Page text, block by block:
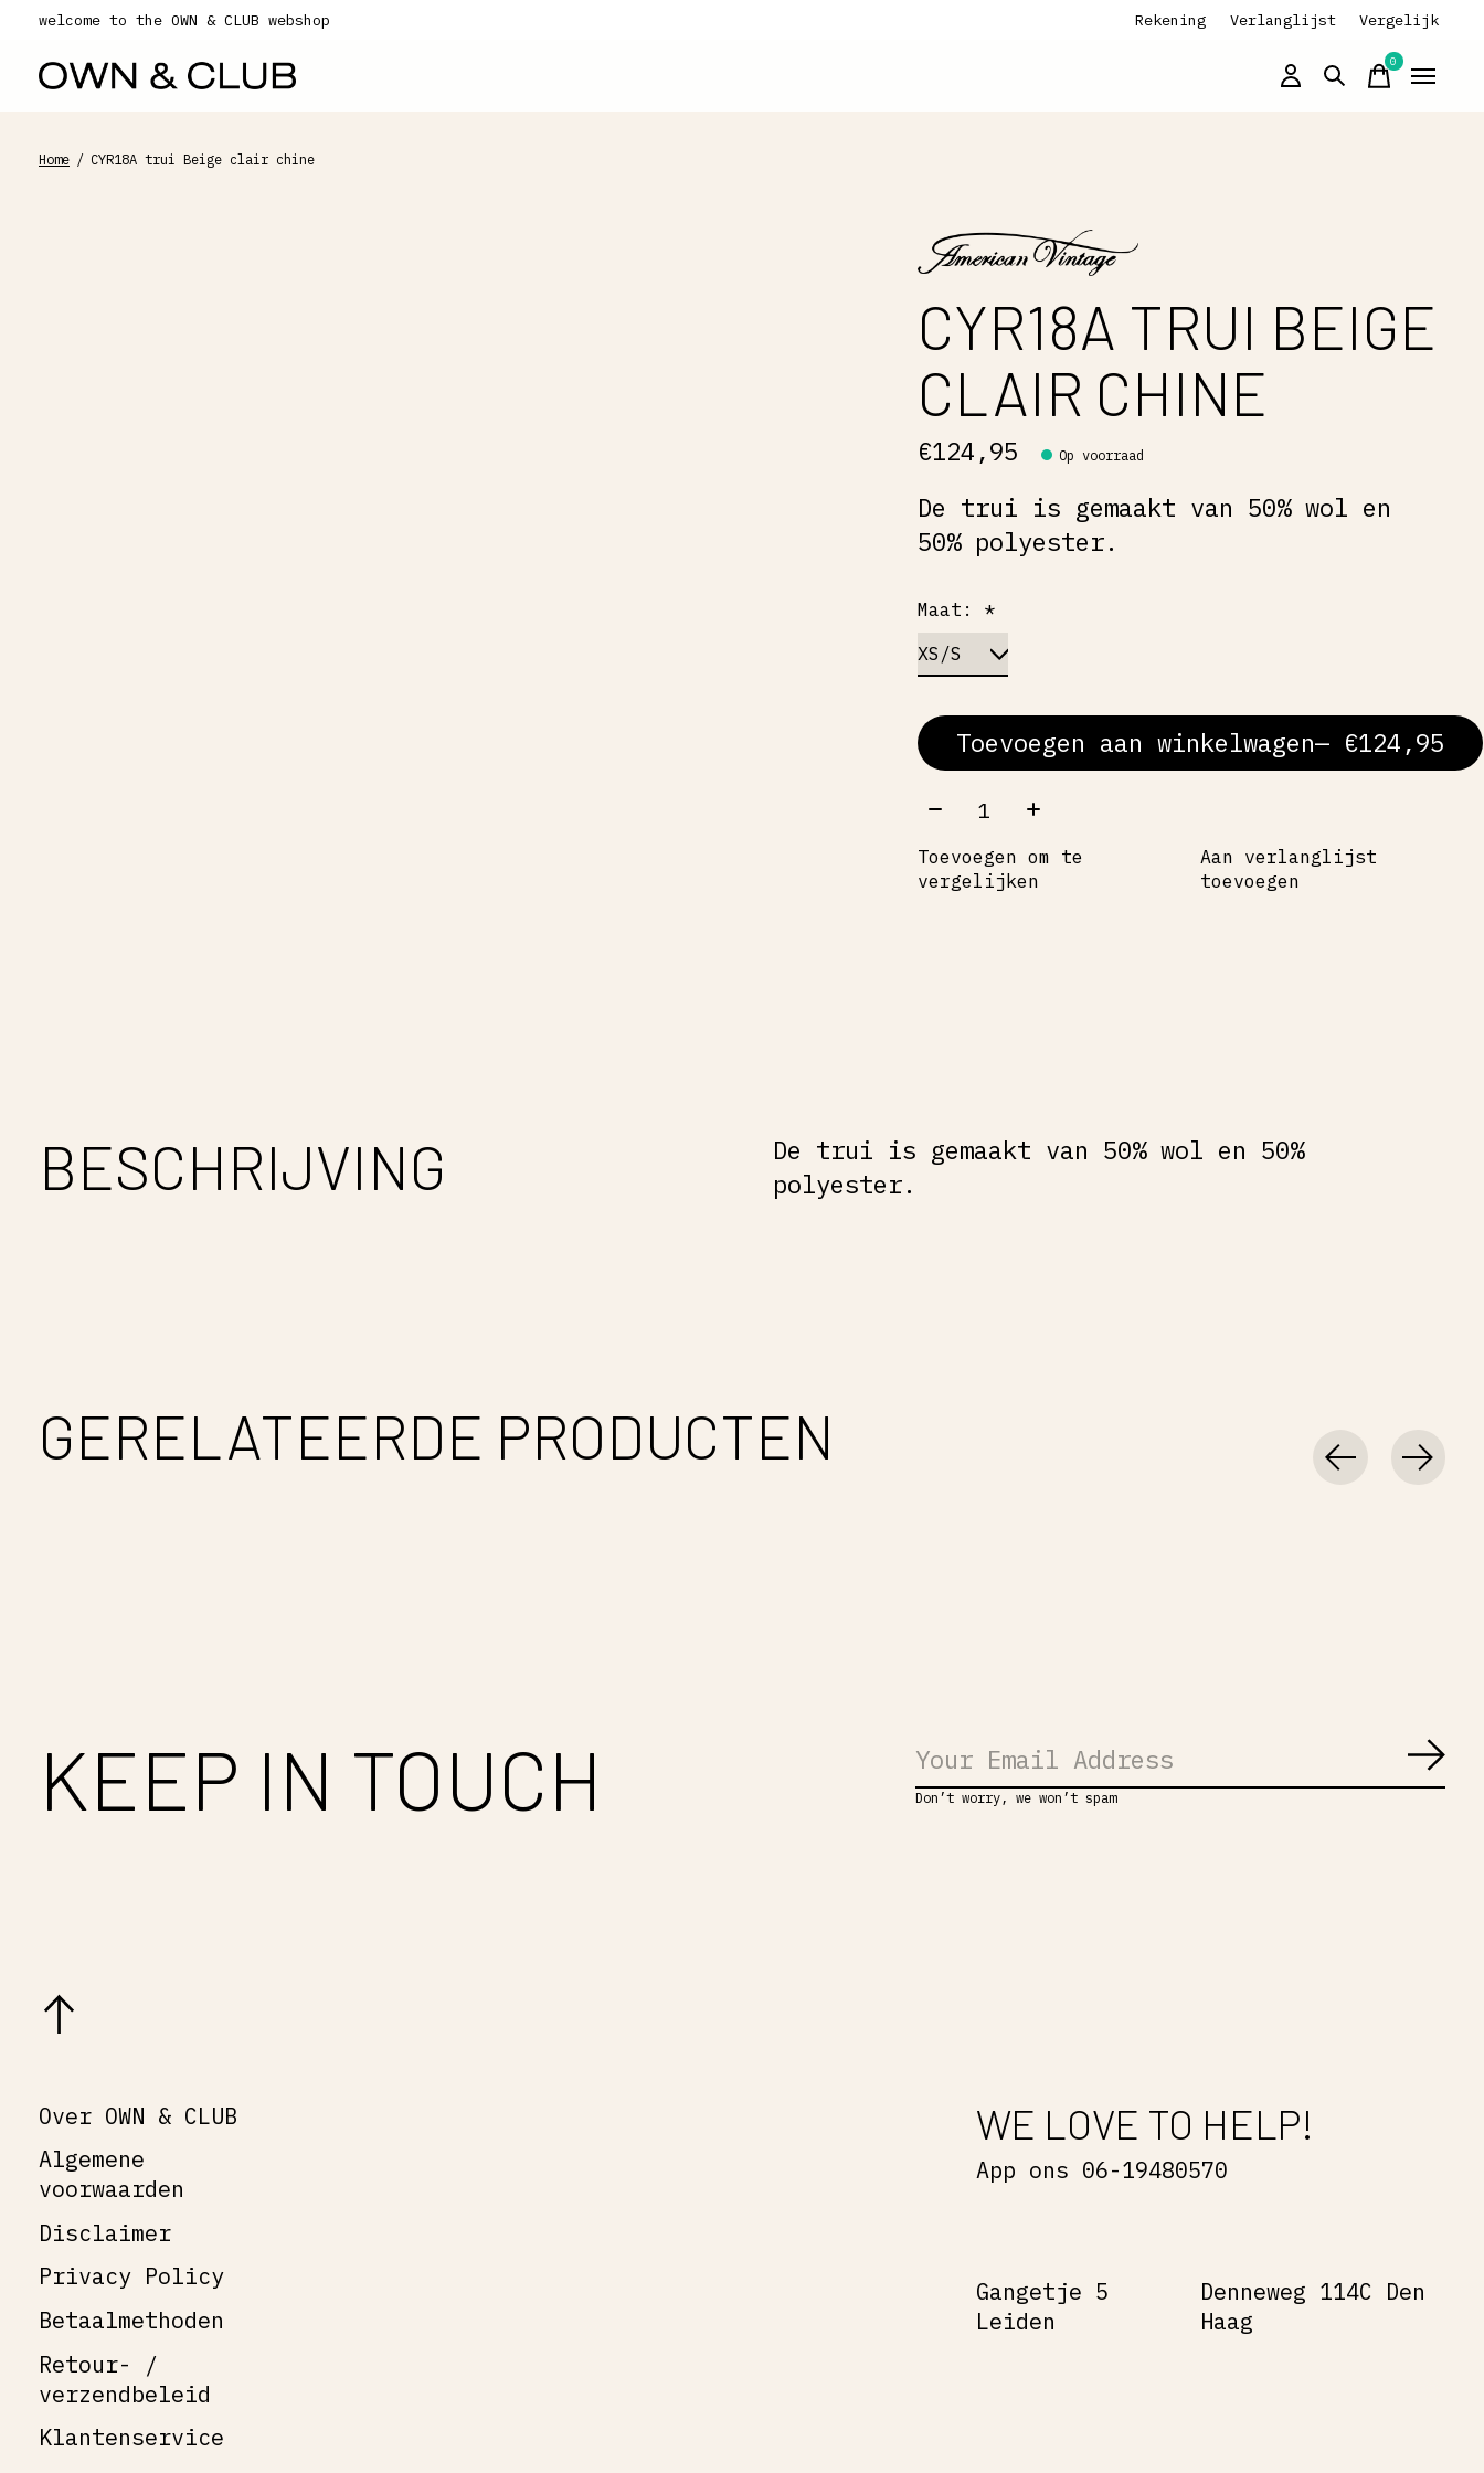
welcome to the OWN & CLUB webshop Rekening Verlanglijst Vergelijk
0items
Home / CYR18A trui Beige clair chine
CYR18A TRUI BEIGE
CLAIR CHINE
€124,95 Op voorraad
De trui is gemaakt van 50% wol en
50% polyester.
Maat: *
Toevoegen aan winkelwagen
— €124,95
Aantal:
Toevoegen om te
vergelijken
Aan verlanglijst
toevoegen
BESCHRIJVING
De trui is gemaakt van 50% wol en 50%
polyester.
GERELATEERDE PRODUCTEN
KEEP IN TOUCH Don’t worry, we won’t spam
Over OWN & CLUB
Algemene
voorwaarden
Disclaimer
Privacy Policy
Betaalmethoden
Retour- /
verzendbeleid
Klantenservice
WE LOVE TO HELP!
App ons 06-19480570
Gangetje 5
Leiden
Denneweg 114C Den
Haag